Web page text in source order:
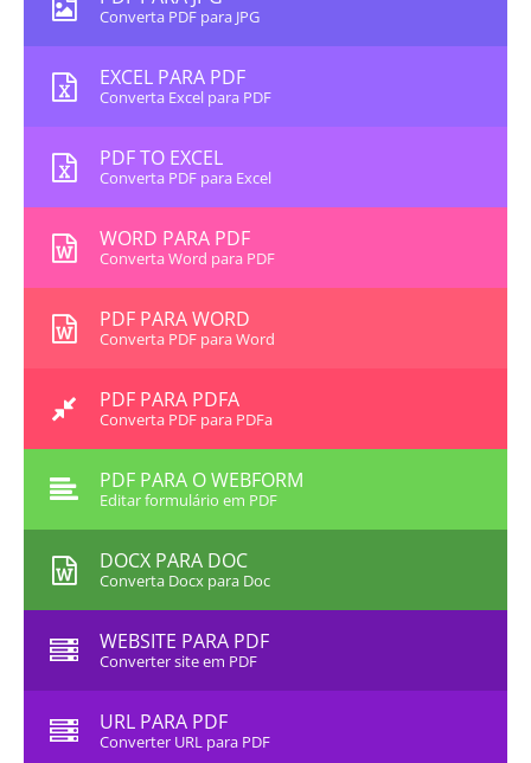
Converta PDF para JPG
EXCEL PARA PDF
Converta Excel para PDF
PDF TO EXCEL
Converta PDF para Excel
WORD PARA PDF
Converta Word para PDF
PDF PARA WORD
Converta PDF para Word
PDF PARA PDFA
Converta PDF para PDFa
PDF PARA O WEBFORM
Editar formulário em PDF
DOCX PARA DOC
Converta Docx para Doc
WEBSITE PARA PDF
Converter site em PDF
URL PARA PDF
Converter URL para PDF